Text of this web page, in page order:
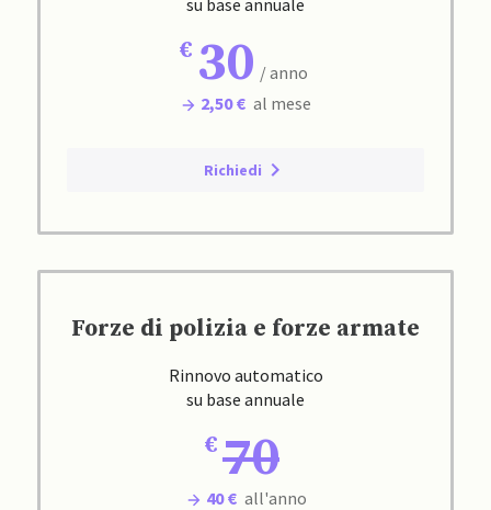
30 / anno
2,50 € al mese
Richiedi
Forze di polizia e forze armate
Rinnovo automatico
su base annuale
70
40 € all'anno